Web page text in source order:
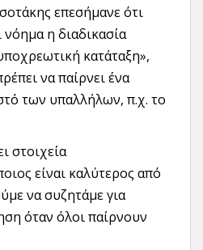
επεσήμανε ότι
η διαδικασία
κατάταξη»,
να παίρνει ένα
των υπαλλήλων, π.χ. το
στοιχεία
είναι καλύτερος από
να συζητάμε για
όταν όλοι παίρνουν